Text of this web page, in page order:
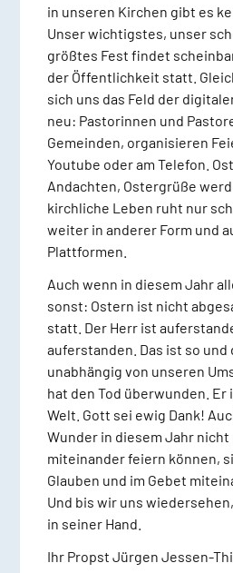
in unseren Kirchen gibt es
Unser wichtigstes, unser
größtes Fest findet
der Öffentlichkeit statt.
sich uns das Feld der
neu: Pastorinnen und
Gemeinden, organisieren
Youtube oder am Telefon.
Andachten, Ostergrüße
kirchliche Leben ruht nur
weiter in anderer Form und
Plattformen.
Auch wenn in diesem Jahr
sonst: Ostern ist nicht
statt. Der Herr ist
auferstanden. Das ist so und
unabhängig von unseren
hat den Tod überwunden. Er
Welt. Gott sei ewig Dank!
Wunder in diesem Jahr nicht
miteinander feiern können,
Glauben und im Gebet
Und bis wir uns
in seiner Hand.
Ihr Propst Jürgen Jessen-